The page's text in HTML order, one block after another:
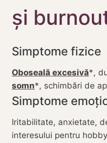
și
Simptome fizice
Oboseală excesivă ,
somn , schimbări de
Simptome
Iritabilitate, anxietate,
interesului pentru